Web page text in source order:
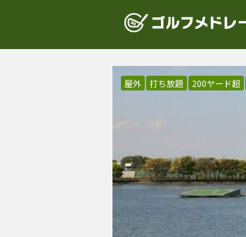
屋外 打ち放題 200ヤード超